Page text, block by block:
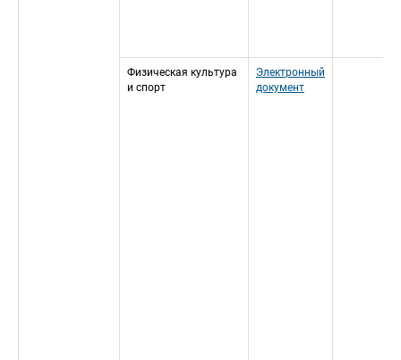
Физическая культура
и спорт
Электронный
документ